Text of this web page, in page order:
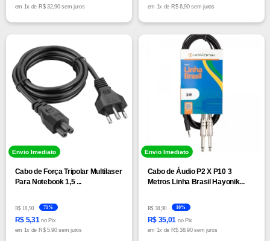
em 1x de R$ 32,90 sem juros em 1x de R$ 6,90 sem juros
Envio Imediato
Cabo de Força Tripolar Multilaser
Para Notebook 1,5 ...
R$ 18,90
R$ 5,31no Pix
em 1x de R$ 5,90 sem juros
71%
Envio Imediato
Cabo de Áudio P2 X P10 3
Metros Linha Brasil Hayonik...
R$ 38,90
R$ 35,01 no Pix
em 1x de R$ 38,90 sem juros
10%